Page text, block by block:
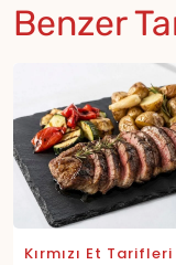
Benzer
Kırmızı Et Tarifleri